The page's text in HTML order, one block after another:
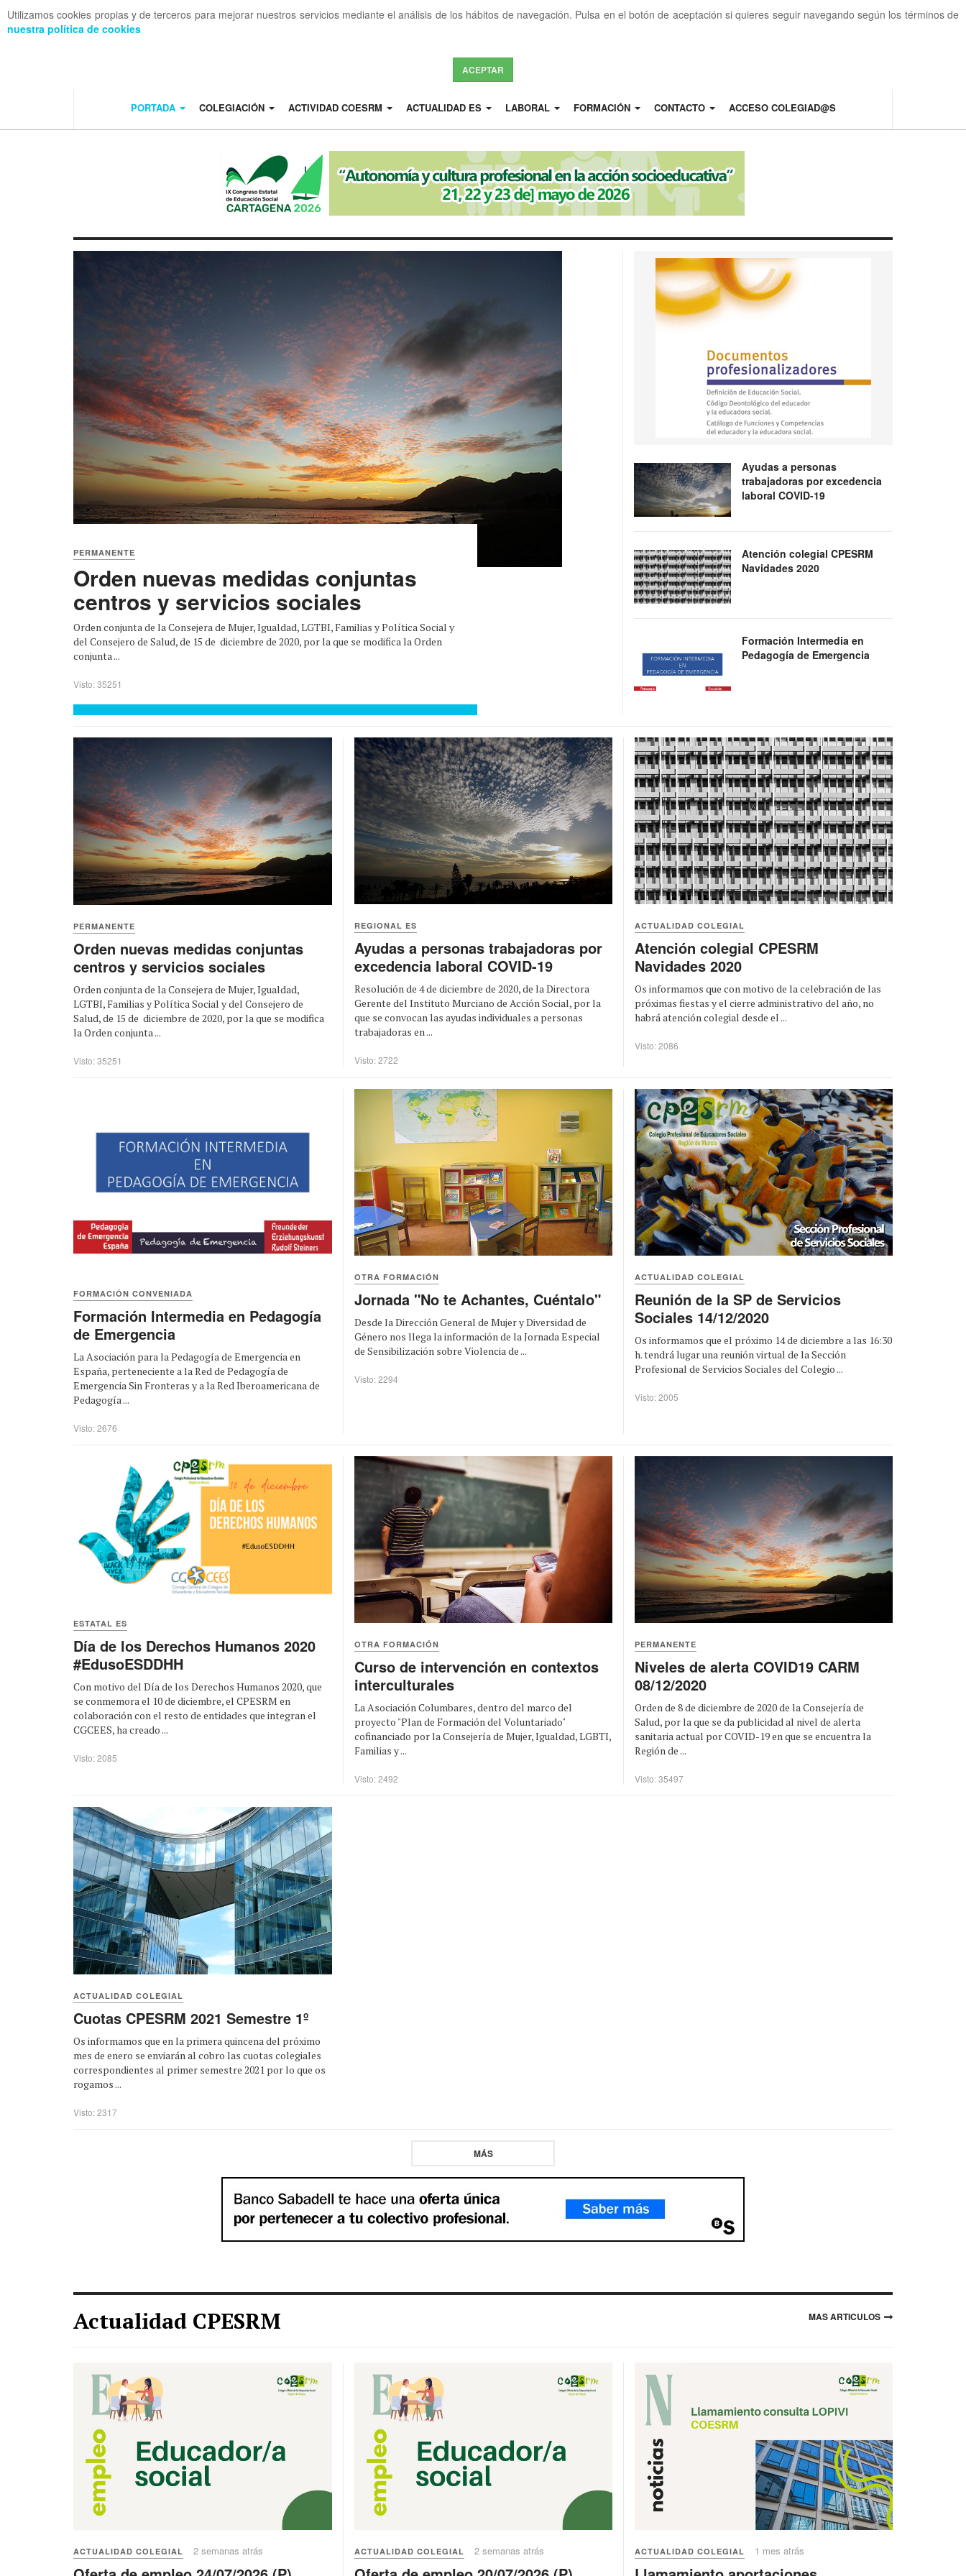
Utilizamos cookies propias y de terceros para mejorar nuestros servicios mediante el análisis de los hábitos de navegación. Pulsa en el botón de aceptación si quieres seguir navegando según los términos de
nuestra política de cookies
ACEPTAR
PORTADA COLEGIACIÓN ACTIVIDAD COESRM ACTUALIDAD ES LABORAL FORMACIÓN CONTACTO ACCESO COLEGIAD@S
PERMANENTE
Orden nuevas medidas conjuntas
centros y servicios sociales
Orden conjunta de la Consejera de Mujer, Igualdad, LGTBI, Familias y Política Social y
del Consejero de Salud, de 15 de diciembre de 2020, por la que se modifica la Orden
conjunta ...
Visto: 35251
Ayudas a personas
trabajadoras por excedencia
laboral COVID-19
Atención colegial CPESRM
Navidades 2020
Formación Intermedia en
Pedagogía de Emergencia
PERMANENTE
Orden nuevas medidas conjuntas
centros y servicios sociales
Orden conjunta de la Consejera de Mujer, Igualdad,
LGTBI, Familias y Política Social y del Consejero de
Salud, de 15 de diciembre de 2020, por la que se modifica
la Orden conjunta ...
Visto: 35251
REGIONAL ES
Ayudas a personas trabajadoras por
excedencia laboral COVID-19
Resolución de 4 de diciembre de 2020, de la Directora
Gerente del Instituto Murciano de Acción Social, por la
que se convocan las ayudas individuales a personas
trabajadoras en ...
Visto: 2722
ACTUALIDAD COLEGIAL
Atención colegial CPESRM
Navidades 2020
Os informamos que con motivo de la celebración de las
próximas fiestas y el cierre administrativo del año, no
habrá atención colegial desde el ...
Visto: 2086
FORMACIÓN CONVENIADA
Formación Intermedia en Pedagogía
de Emergencia
La Asociación para la Pedagogía de Emergencia en
España, perteneciente a la Red de Pedagogía de
Emergencia Sin Fronteras y a la Red Iberoamericana de
Pedagogía ...
Visto: 2676
OTRA FORMACIÓN
Jornada "No te Achantes, Cuéntalo"
Desde la Dirección General de Mujer y Diversidad de
Género nos llega la información de la Jornada Especial
de Sensibilización sobre Violencia de ...
Visto: 2294
ACTUALIDAD COLEGIAL
Reunión de la SP de Servicios
Sociales 14/12/2020
Os informamos que el próximo 14 de diciembre a las 16:30
h. tendrá lugar una reunión virtual de la Sección
Profesional de Servicios Sociales del Colegio ...
Visto: 2005
ESTATAL ES
Día de los Derechos Humanos 2020
#EdusoESDDHH
Con motivo del Día de los Derechos Humanos 2020, que
se conmemora el 10 de diciembre, el CPESRM en
colaboración con el resto de entidades que integran el
CGCEES, ha creado ...
Visto: 2085
OTRA FORMACIÓN
Curso de intervención en contextos
interculturales
La Asociación Columbares, dentro del marco del
proyecto "Plan de Formación del Voluntariado"
cofinanciado por la Consejería de Mujer, Igualdad, LGBTI,
Familias y ...
Visto: 2492
PERMANENTE
Niveles de alerta COVID19 CARM
08/12/2020
Orden de 8 de diciembre de 2020 de la Consejería de
Salud, por la que se da publicidad al nivel de alerta
sanitaria actual por COVID-19 en que se encuentra la
Región de ...
Visto: 35497
ACTUALIDAD COLEGIAL
Cuotas CPESRM 2021 Semestre 1º
Os informamos que en la primera quincena del próximo
mes de enero se enviarán al cobro las cuotas colegiales
correspondientes al primer semestre 2021 por lo que os
rogamos ...
Visto: 2317
MÁS
Actualidad CPESRM MAS ARTICULOS
ACTUALIDAD COLEGIAL 2 semanas atrás ACTUALIDAD COLEGIAL 2 semanas atrás ACTUALIDAD COLEGIAL 1 mes atrás